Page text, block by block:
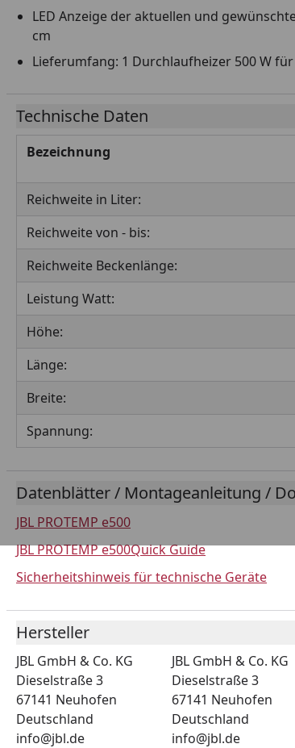
LED Anzeige der aktuellen und
cm
Lieferumfang: 1 Durchlaufheizer 500 W
Technische Daten
Bezeichnung
Reichweite in Liter:
Reichweite von - bis:
Reichweite Beckenlänge:
Leistung Watt:
Höhe:
Länge:
Breite:
Spannung:
Datenblätter / Montageanleitung /
JBL PROTEMP e500
JBL PROTEMP e500Quick Guide
Sicherheitshinweis für technische Geräte
Hersteller
JBL GmbH & Co. KG
Dieselstraße 3
67141 Neuhofen
Deutschland
info@jbl.de
JBL GmbH & Co. KG
Dieselstraße 3
67141 Neuhofen
Deutschland
info@jbl.de